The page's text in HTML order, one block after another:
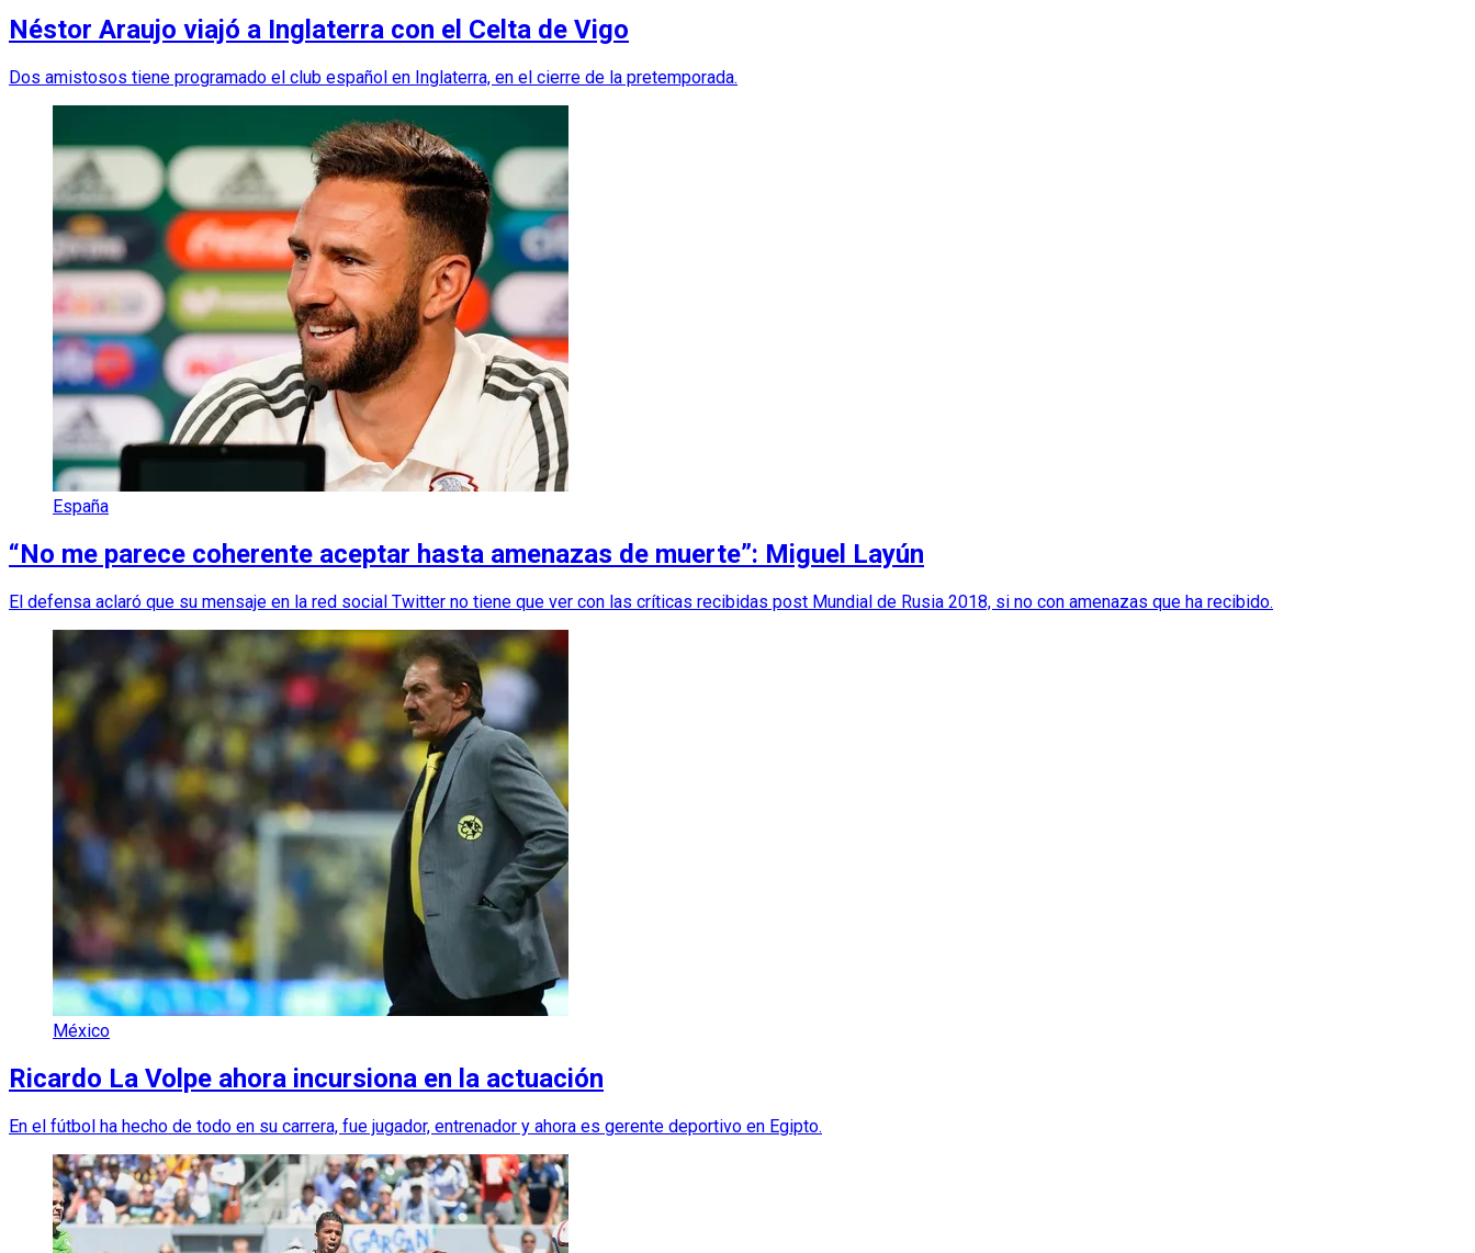
Néstor Araujo viajó a Inglaterra con el Celta de Vigo
Dos amistosos tiene programado el club español en Inglaterra, en el cierre de la pretemporada.
España
“No me parece coherente aceptar hasta amenazas de muerte”: Miguel Layún
El defensa aclaró que su mensaje en la red social Twitter no tiene que ver con las críticas recibidas post Mundial de Rusia 2018, si no con amenazas que ha recibido.
México
Ricardo La Volpe ahora incursiona en la actuación
En el fútbol ha hecho de todo en su carrera, fue jugador, entrenador y ahora es gerente deportivo en Egipto.